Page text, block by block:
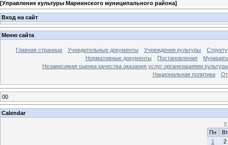
[Управление культуры Мариинского муниципального района]
Вход на сайт
Меню сайта
Главная страница Учредительные документы Учреждения культуры
Нормативные документы
Постановления
Независимая оценка качества оказания услуг организациями культуры
Национальная политика
00
Calendar
«
Пн
Вт
1
2